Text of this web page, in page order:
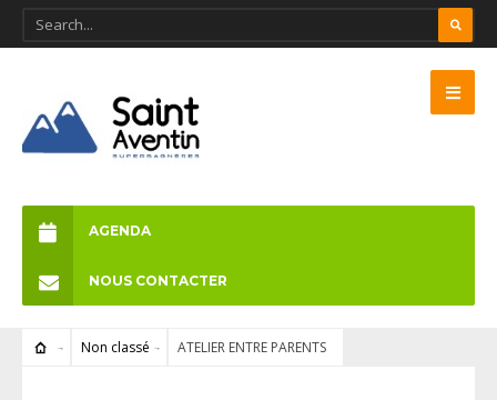
AGENDA
NOUS CONTACTER
Non classé ATELIER ENTRE PARENTS